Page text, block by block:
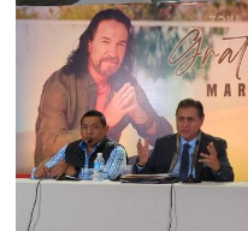
encuentro
entre
la
leyenda
Angelino
y
la
promesa
Miriam